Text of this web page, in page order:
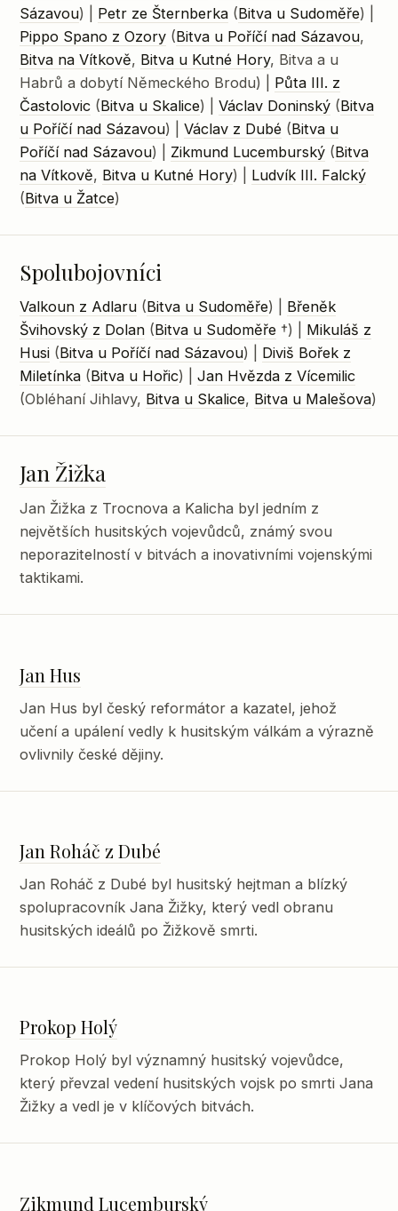
Sázavou) | Petr ze Šternberka (Bitva u Sudoměře) |
Pippo Spano z Ozory (Bitva u Poříčí nad Sázavou,
Bitva na Vítkově, Bitva u Kutné Hory, Bitva a u
Habrů a dobytí Německého Brodu) | Půta III. z
Častolovic (Bitva u Skalice) |Václav Doninský (Bitva
u Poříčí nad Sázavou) |Václav z Dubé (Bitva u
Poříčí nad Sázavou) | Zikmund Lucemburský (Bitva
na Vítkově, Bitva u Kutné Hory) | Ludvík III. Falcký
(Bitva u Žatce)
Spolubojovníci
Valkoun z Adlaru (Bitva u Sudoměře) | Břeněk
Švihovský z Dolan (Bitva u Sudoměře †) | Mikuláš z
Husi (Bitva u Poříčí nad Sázavou) | Diviš Bořek z
Miletínka (Bitva u Hořic) |Jan Hvězda z Vícemilic
(Obléhaní Jihlavy, Bitva u Skalice, Bitva u Malešova)
Jan Žižka
Jan Žižka z Trocnova a Kalicha byl jedním z
největších husitských vojevůdců, známý svou
neporazitelností v bitvách a inovativními vojenskými
taktikami.
Jan Hus
Jan Hus byl český reformátor a kazatel, jehož
učení a upálení vedly k husitským válkám a výrazně
ovlivnily české dějiny.
Jan Roháč z Dubé
Jan Roháč z Dubé byl husitský hejtman a blízký
spolupracovník Jana Žižky, který vedl obranu
husitských ideálů po Žižkově smrti.
Prokop Holý
Prokop Holý byl významný husitský vojevůdce,
který převzal vedení husitských vojsk po smrti Jana
Žižky a vedl je v klíčových bitvách.
Zikmund Lucemburský